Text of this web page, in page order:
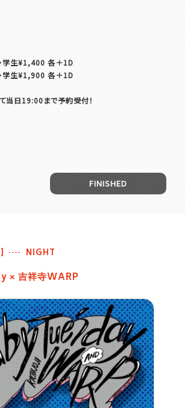
学生¥1,400 各＋1D
学生¥1,900 各＋1D
当日19:00まで予約受付！
FINISHED
NIGHT
× 吉祥寺WARP